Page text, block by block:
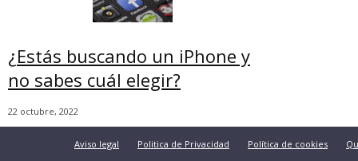
¿Estás buscando un iPhone y
no sabes cuál elegir?
22 octubre, 2022
Aviso legal Politica de Privacidad Política de cookies